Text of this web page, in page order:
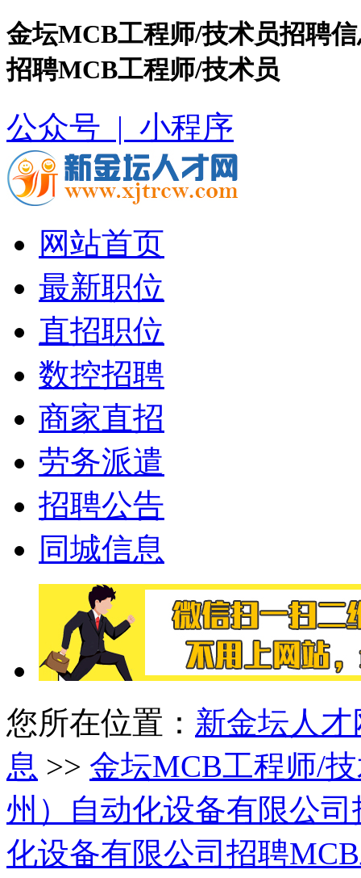
金坛MCB工程师/技术员招聘
招聘MCB工程师/技术员
公众号 | 小程序
网站首页
最新职位
直招职位
数控招聘
商家直招
劳务派遣
招聘公告
同城信息
您所在位置： 新金坛人才
息 >> 金坛MCB工程师/
州）自动化设备有限公
化设备有限公司招聘